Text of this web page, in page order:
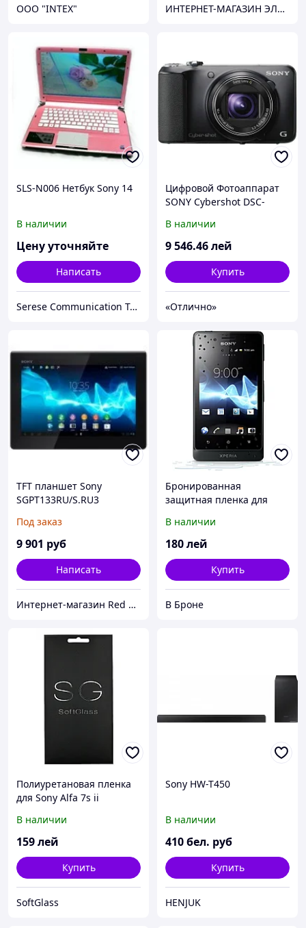
OOO "INTEX" ИНТЕРНЕТ-МАГАЗИН ЭЛЕКТРОНИКИ "220 VOLT"
SLS-N006 Нетбук Sony 14
В наличии
Цену уточняйте
Написать
Serese Communication Technology Co. Ltd
Цифровой Фотоаппарат
SONY Cybershot DSC-
В наличии
9 546.46лей
Купить
«Отлично»
TFT планшет Sony
SGPT133RU/S.RU3
Под заказ
9 901 руб
Написать
Интернет-магазин Red Storm
Бронированная
защитная пленка для
В наличии
180лей
Купить
В Броне
Полиуретановая пленка
для Sony Alfa 7s ii
В наличии
159лей
Купить
SoftGlass
Sony HW-T450
В наличии
410бел. руб
Купить
HENJUK